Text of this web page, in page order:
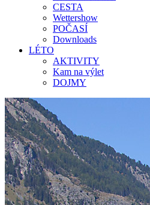
CESTA
Wettershow
POČASÍ
Downloads
LÉTO
AKTIVITY
Kam na výlet
DOJMY